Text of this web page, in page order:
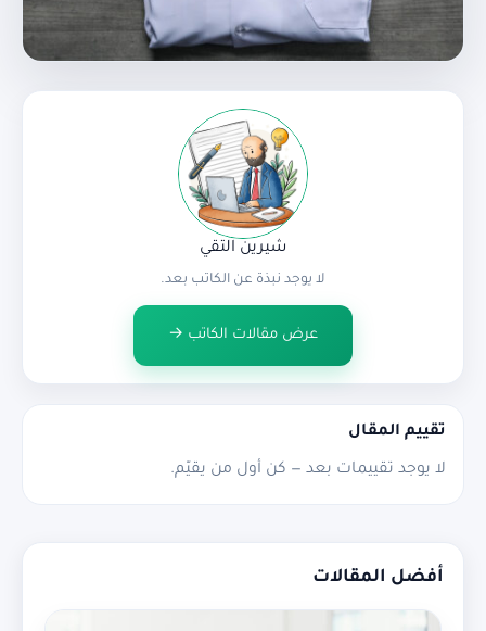
شيرين التقي
لا يوجد نبذة عن الكاتب بعد.
عرض مقالات الكاتب →
تقييم المقال
لا يوجد تقييمات بعد — كن أول من يقيّم.
أفضل المقالات